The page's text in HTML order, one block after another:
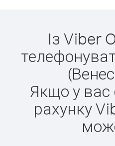
Із Viber
Якщо у
рахунку